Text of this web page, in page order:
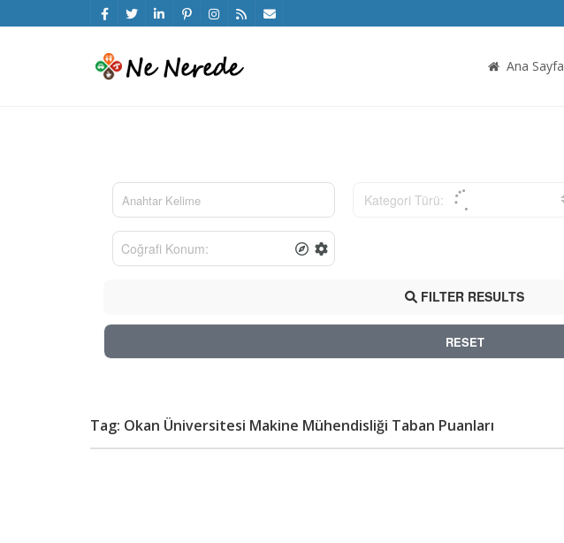
Ana Sayfa
Kategori Türü:
FILTER RESULTS
RESET
Tag: Okan Üniversitesi Makine Mühendisliği Taban Puanları